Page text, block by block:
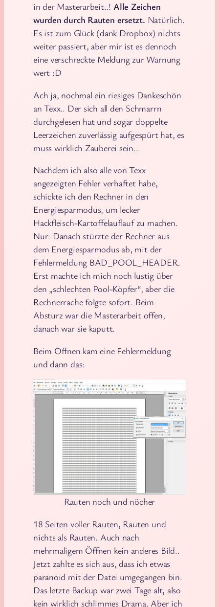
in der Masterarbeit..! Alle Zeichen
wurden durch Rauten ersetzt. Natürlich.
Es ist zum Glück (dank Dropbox) nichts
weiter passiert, aber mir ist es dennoch
eine verschreckte Meldung zur Warnung
wert :D
Ach ja, nochmal ein riesiges Dankeschön
an Texx.. Der sich all den Schmarrn
durchgelesen hat und sogar doppelte
Leerzeichen zuverlässig aufgespürt hat, es
muss wirklich Zauberei sein..
Nachdem ich also alle von Texx
angezeigten Fehler verhaftet habe,
schickte ich den Rechner in den
Energiesparmodus, um lecker
Hackfleisch-Kartoffelauflauf zu machen.
Nur: Danach stürzte der Rechner aus
dem Energiesparmodus ab, mit der
Fehlermeldung BAD_POOL_HEADER.
Erst machte ich mich noch lustig über
den „schlechten Pool-Köpfer“, aber die
Rechnerrache folgte sofort. Beim
Absturz war die Masterarbeit offen,
danach war sie kaputt.
Beim Öffnen kam eine Fehlermeldung
und dann das:
Rauten noch und nöcher
18 Seiten voller Rauten, Rauten und
nichts als Rauten. Auch nach
mehrmaligem Öffnen kein anderes Bild..
Jetzt zahlte es sich aus, dass ich etwas
paranoid mit der Datei umgegangen bin.
Das letzte Backup war zwei Tage alt, also
kein wirklich schlimmes Drama. Aber ich